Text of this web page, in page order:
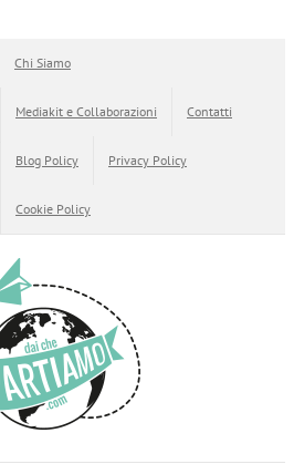
Chi Siamo
Mediakit e Collaborazioni Contatti
Blog Policy Privacy Policy
Cookie Policy